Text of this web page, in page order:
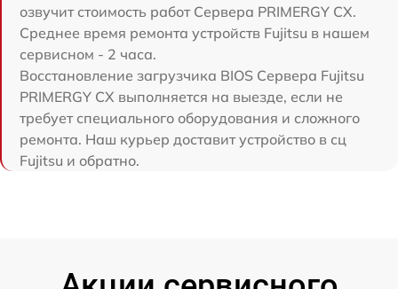
озвучит стоимость работ Сервера PRIMERGY CX.
Среднее время ремонта устройств Fujitsu в нашем
сервисном - 2 часа.
Восстановление загрузчика BIOS Сервера Fujitsu
PRIMERGY CX выполняется на выезде, если не
требует специального оборудования и сложного
ремонта. Наш курьер доставит устройство в сц
Fujitsu и обратно.